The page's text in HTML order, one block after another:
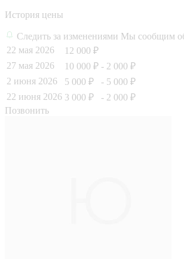
История цены
Следить за изменениями Мы сообщим
22 мая 2026
12 000 ₽
27 мая 2026
10 000 ₽ - 2 000 ₽
2 июня 2026
5 000 ₽
- 5 000 ₽
22 июня 2026 3 000 ₽
- 2 000 ₽
Позвонить